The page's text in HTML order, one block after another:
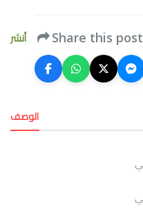
أنشر Share this post
الوصف